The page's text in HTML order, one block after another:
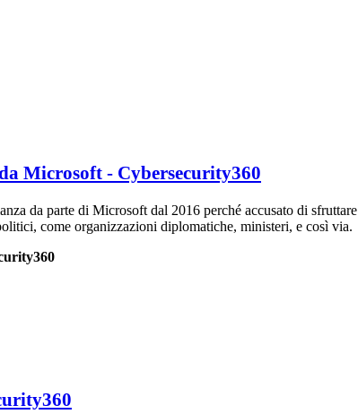
Microsoft - Cybersecurity360
da parte di Microsoft dal 2016 perché accusato di
come organizzazioni diplomatiche, ministeri, e così via.